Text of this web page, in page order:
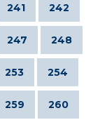
241 242
247 248
253 254
259 260